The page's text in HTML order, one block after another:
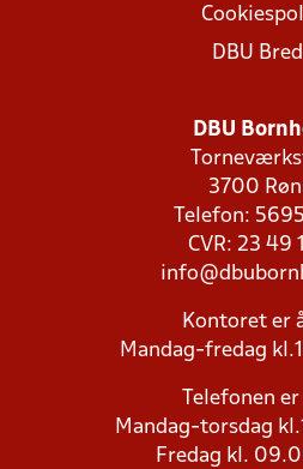
DBU
DBU
3700
Telefon:
CVR: 23 49
Kontoret er
Mandag-fredag
Telefonen
Mandag-torsdag
Fredag kl.